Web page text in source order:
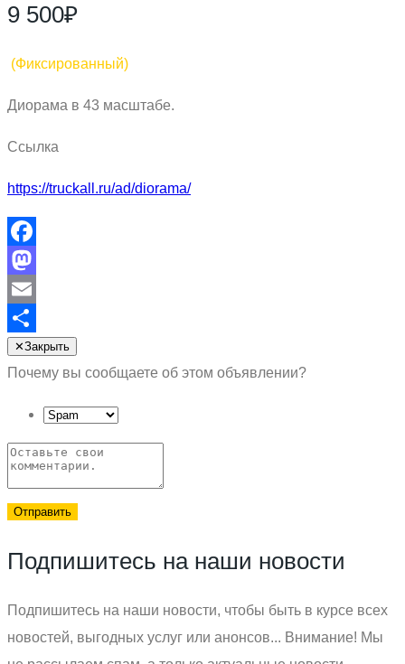
9 500₽
(Фиксированный)
Диорама в 43 масштабе.
Ссылка
https://truckall.ru/ad/diorama/
Facebook
Mastodon
Email
Отправить
✕Закрыть
Почему вы сообщаете об этом объявлении?
Отправить
Подпишитесь на наши новости
Подпишитесь на наши новости, чтобы быть в курсе всех
новостей, выгодных услуг или анонсов... Внимание! Мы